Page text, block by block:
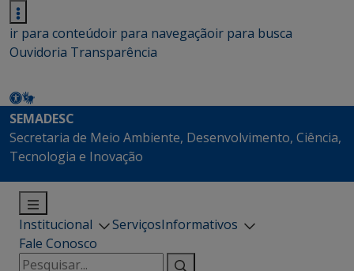
ir para conteúdoir para navegaçãoir para busca
Ouvidoria Transparência
SEMADESC
Secretaria de Meio Ambiente, Desenvolvimento, Ciência,
Tecnologia e Inovação
Institucional ServiçosInformativos
Fale Conosco
Pesquisar